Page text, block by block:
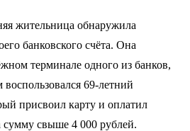
жительница обнаружила
банковского счёта. Она
терминале одного из банков,
69-летний
присвоил карту и оплатил
сумму свыше 4 000 рублей.